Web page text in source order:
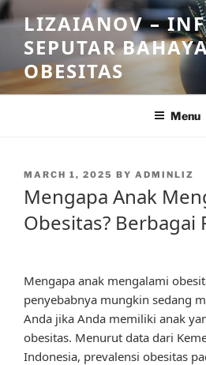
Skip
to
content
LIZAIANOV –
SEPUTAR
OBESITAS
Menu
POSTED
MARCH 1, 2025 BY ADMINLIZ
Mengapa Anak
Obesitas? Berbagai
Mengapa anak mengalami
penyebabnya mungkin sedang
Anda jika Anda memiliki anak
obesitas. Menurut data dari
Indonesia, prevalensi obesitas